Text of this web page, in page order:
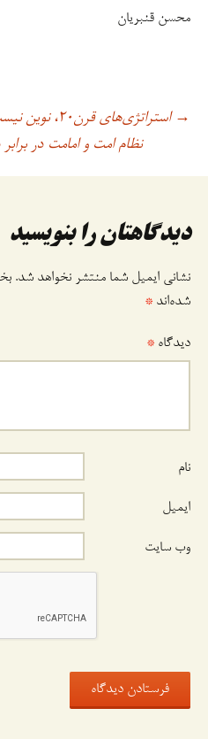
محسن قنبریان
ناوبری
نوشته
→ استراتژی‌های قرن۲۰، نوین نیست!
نظام امت و امامت در
دیدگاهتان را بنویسید
نشانی ایمیل شما منتشر نخواهد شد.
شده‌اند *
دیدگاه *
نام
ایمیل
وب‌ سایت